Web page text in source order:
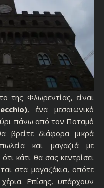
της Φλωρεντίας, είναι
, ένα μεσαιωνικό
πάνω από τον Ποταμό
διάφορα μικρά
και μαγαζιά με
κάτι θα σας κεντρίσει
στα μαγαζάκια, οπότε
Επίσης, υπάρχουν